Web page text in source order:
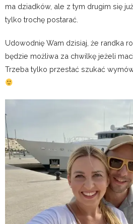
ma dziadków, ale z tym drugim się
tylko trochę postarać.
Udowodnię Wam dzisiaj, że randka
będzie możliwa za chwilkę jeżeli
Trzeba tylko przestać szukać